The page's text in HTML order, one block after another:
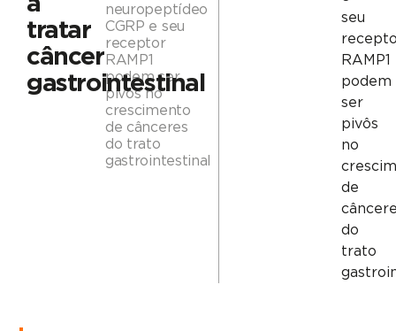
tratar
câncer
gastrointestinal
neuropeptídeo
CGRP e seu
receptor
RAMP1
podem ser
pivôs no
crescimento
de cânceres
do trato
gastrointestinal
seu
RAMP1
podem
ser
pivôs
no
de
do
trato